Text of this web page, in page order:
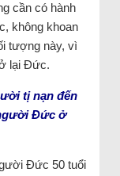
cần có hành
không khoan
tượng này, vì
lại Đức.
tị nạn đến
Đức ở
Đức 50 tuổi